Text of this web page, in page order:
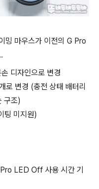
마우스가 이전의 G Pro
디자인으로 변경
변경 (충전 상태 배터리
구조)
팅 미지원)
LED Off 사용 시간 기